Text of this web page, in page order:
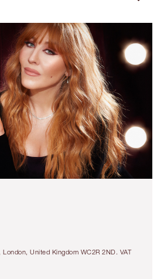
United Kingdom WC2R 2ND. VAT